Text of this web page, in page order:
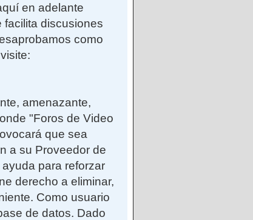
en adelante
facilita discusiones
como
amenazante,
"Foros de Video
que sea
a su Proveedor de
para reforzar
derecho a eliminar,
Como usuario
de datos. Dado